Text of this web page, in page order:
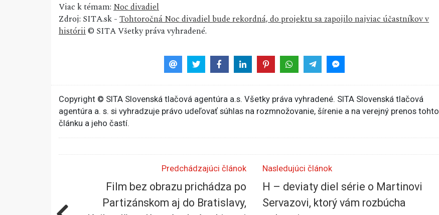
Viac k témam:Noc divadiel
Zdroj: SITA.sk -Tohtoročná Noc divadiel bude rekordná, do projektu sa zapojilo najviac účastníkov v
histórii© SITA Všetky práva vyhradené.
Copyright © SITA Slovenská tlačová agentúra a.s. Všetky práva vyhradené. SITA Slovenská tlačová
agentúra a. s. si vyhradzuje právo udeľovať súhlas na rozmnožovanie, šírenie a na verejný prenos tohto
článku a jeho častí.
Predchádzajúci článok
Film bez obrazu prichádza po
Partizánskom aj do Bratislavy,
Nasledujúci článok
H – deviaty diel série o Martinovi
Servazovi, ktorý vám rozbúcha